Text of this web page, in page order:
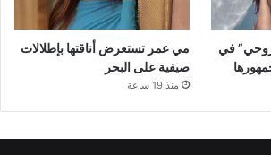
روحي” في
مي عمر تستعرض أناقتها بإطلالات
صيفية على البحر
منذ 19 ساعة